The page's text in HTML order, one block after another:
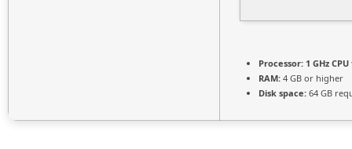
Processor: 1 GHz
RAM: 4 GB or higher
Disk space: 64 GB